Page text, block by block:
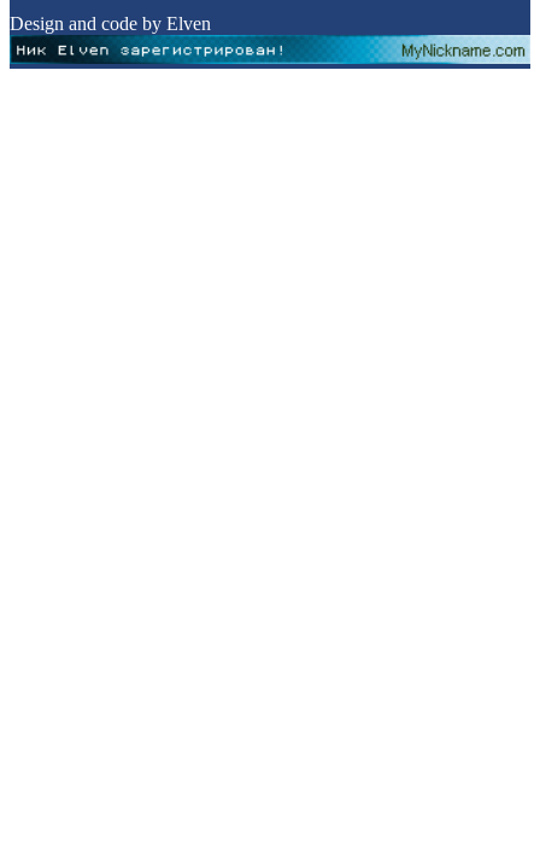
Design and code by Elven